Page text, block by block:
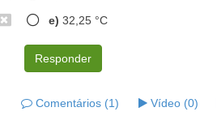
e) 32,25 °C
Responder
Comentários (1) Vídeo (0)